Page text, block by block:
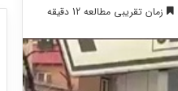
زمان تقریبی مطالعه 12 دقیقه